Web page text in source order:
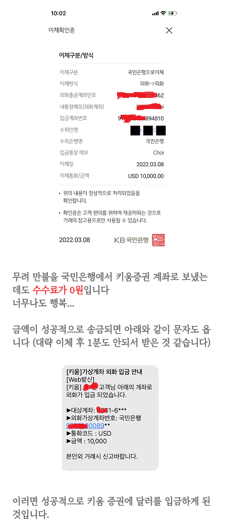
무려 만불을 국민은행에서 키움증권 계좌로 보냈는
데도수수료가 0원입니다
너무나도 행복...
금액이 성공적으로 송금되면 아래와 같이 문자도 옵
니다 (대략 이체 후 1분도 안되서 받은 것 같습니다)
이러면 성공적으로 키움 증권에 달러를 입금하게 된
것입니다.